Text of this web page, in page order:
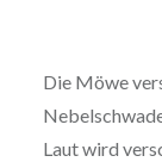
Die Möwe
Laut wird